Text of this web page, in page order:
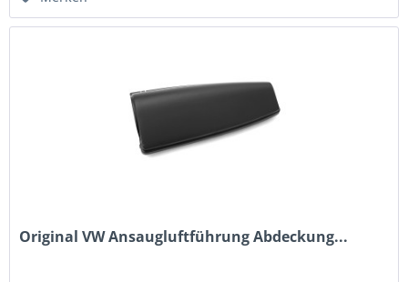
Original VW Ansaugluftführung Abdeckung...